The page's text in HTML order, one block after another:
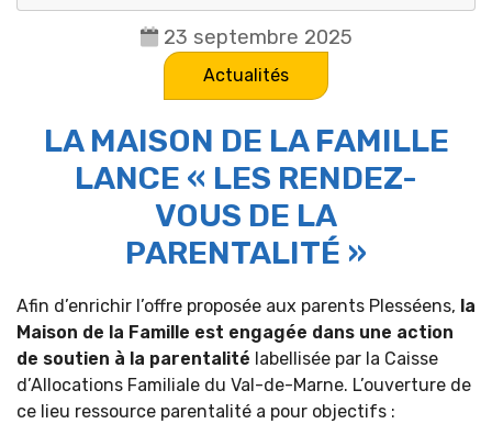
23 septembre 2025
Actualités
LA MAISON DE LA FAMILLE
LANCE « LES RENDEZ-
VOUS DE LA
PARENTALITÉ »
Afin d’enrichir l’offre proposée aux parents Plesséens, la
Maison de la Famille est engagée dans une action
de soutien à la parentalité labellisée par la Caisse
d’Allocations Familiale du Val-de-Marne. L’ouverture de
ce lieu ressource parentalité a pour objectifs :